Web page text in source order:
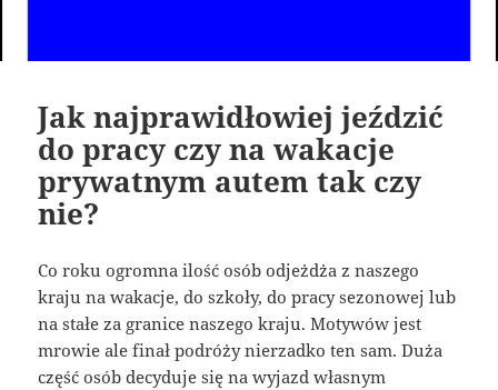
Jak najprawidłowiej jeździć
do pracy czy na wakacje
prywatnym autem tak czy
nie?
Co roku ogromna ilość osób odjeżdża z naszego
kraju na wakacje, do szkoły, do pracy sezonowej lub
na stałe za granice naszego kraju. Motywów jest
mrowie ale finał podróży nierzadko ten sam. Duża
część osób decyduje się na wyjazd własnym